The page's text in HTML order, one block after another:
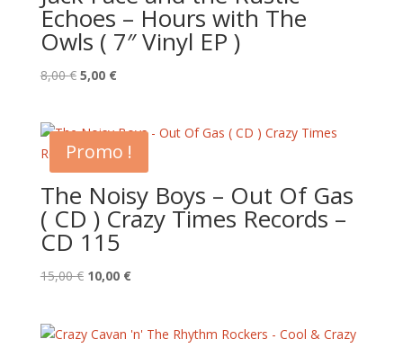
Echoes – Hours with The
Owls ( 7″ Vinyl EP )
8,00€ Le
était :
8,00 €.
5,00 €Le
est :
5,00 €.
Promo !
The Noisy Boys – Out Of Gas
( CD ) Crazy Times Records –
CD 115
15,00€ Le
était :
10,00 €Le
est :